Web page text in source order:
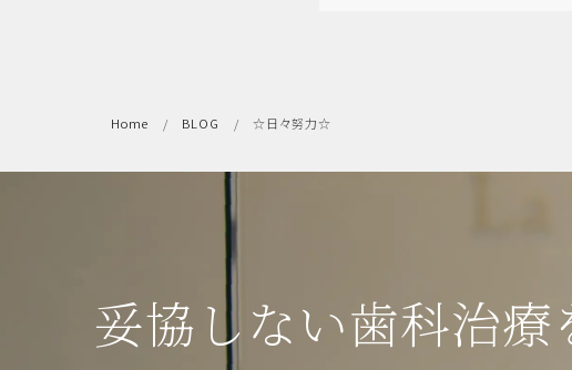
Home BLOG ☆日々努力☆
妥協しない歯科治療